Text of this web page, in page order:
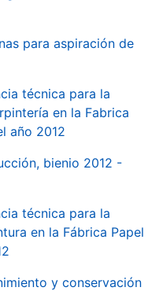
para aspiración de
técnica para la
en la Fabrica
año 2012
bienio 2012 -
técnica para la
en la Fábrica Papel
y conservación